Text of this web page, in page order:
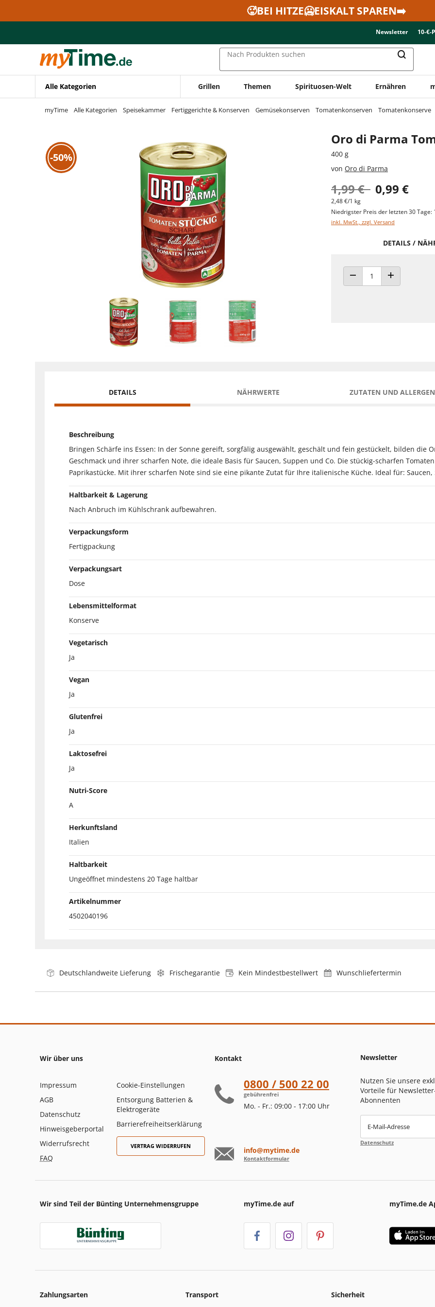
Zur Navigation springen
🥵BEI HITZE🥶EISKALT SPAREN➡️
Newsletter 10-€-
Nach Produkten suchen
Alle Kategorien Grillen Themen Spirituosen-Welt Ernähren
myTime Alle Kategorien Speisekammer Fertiggerichte & Konserven Gemüsekonserven Tomatenkonserven Tomatenkonserve
-50%
Oro di Parma
400 g
von Oro di Parma
1,99 € 0,99 €
2,48 €/1 kg
Niedrigster Preis der letzten 30 Tage:
inkl. MwSt., zzgl. Versand
DETAILS /
ANZAHL VERRINGERN
ANZAHL
DETAILS NÄHRWERTE ZUTATEN UND
Beschreibung
Bringen Schärfe ins Essen: In der Sonne gereift, sorgfälig ausgewählt, geschält und fein gestückelt, bilden die
Geschmack und ihrer scharfen Note, die ideale Basis für Saucen, Suppen und Co. Die stückig-scharfen
Paprikastücke. Mit ihrer scharfen Note sind sie eine pikante Zutat für Ihre italienische Küche. Ideal für:
Haltbarkeit & Lagerung
Nach Anbruch im Kühlschrank aufbewahren.
Verpackungsform
Fertigpackung
Verpackungsart
Dose
Lebensmittelformat
Konserve
Vegetarisch
Ja
Vegan
Ja
Glutenfrei
Ja
Laktosefrei
Ja
Nutri-Score
A
Herkunftsland
Italien
Haltbarkeit
Ungeöffnet mindestens 20 Tage haltbar
Artikelnummer
4502040196
Deutschlandweite Lieferung Frischegarantie Kein Mindestbestellwert Wunschliefertermin
Wir über uns
Impressum
AGB
Datenschutz
Hinweisgeberportal
Widerrufsrecht
FAQ
Cookie-Einstellungen
Entsorgung Batterien &
Elektrogeräte
Barrierefreiheitserklärung
VERTRAG WIDERRUFEN
Kontakt
0800 / 500 22 00
gebührenfrei
Mo. - Fr.: 09:00 - 17:00 Uhr
info@mytime.de
Kontaktformular
Newsletter
Nutzen Sie unsere
Vorteile für
Abonnenten
E-Mail-Adresse
Datenschutz
Wir sind Teil der Bünting Unternehmensgruppe myTime.de auf myTime.de
Zahlungsarten Transport Sicherheit